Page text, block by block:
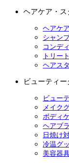
ヘアケア・
ヘアケ
シャン
コンデ
トリー
ヘアス
ビューティー
ビュー
メイク
ボディ
ヘアブ
日焼け
冷温グ
美容器